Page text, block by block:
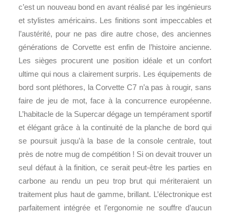
c’est un nouveau bond en avant réalisé par les ingénieurs
et stylistes américains. Les finitions sont impeccables et
l’austérité, pour ne pas dire autre chose, des anciennes
générations de Corvette est enfin de l’histoire ancienne.
Les sièges procurent une position idéale et un confort
ultime qui nous a clairement surpris. Les équipements de
bord sont pléthores, la Corvette C7 n’a pas à rougir, sans
faire de jeu de mot, face à la concurrence européenne.
L’habitacle de la Supercar dégage un tempérament sportif
et élégant grâce à la continuité de la planche de bord qui
se poursuit jusqu’à la base de la console centrale, tout
près de notre mug de compétition ! Si on devait trouver un
seul défaut à la finition, ce serait peut-être les parties en
carbone au rendu un peu trop brut qui mériteraient un
traitement plus haut de gamme, brillant. L’électronique est
parfaitement intégrée et l’ergonomie ne souffre d’aucun